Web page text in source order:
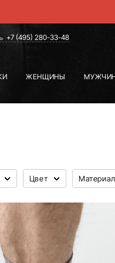
+7 (495) 280-33-48
ЖЕНЩИНЫ
Цвет Материал